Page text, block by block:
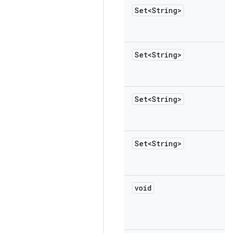
Set<String>
Set<String>
Set<String>
Set<String>
void